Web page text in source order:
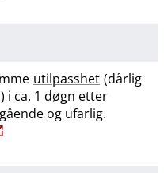
utilpasshet (dårlig
i ca. 1 døgn etter
og ufarlig.